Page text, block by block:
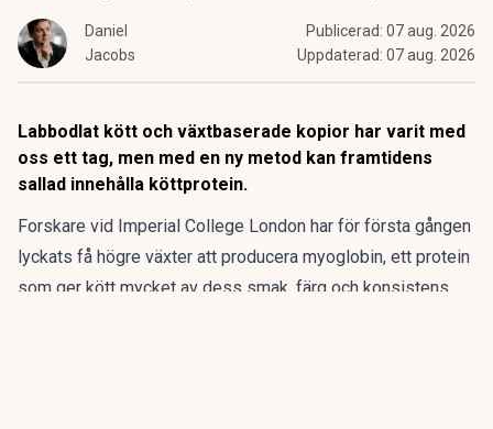
Daniel
Jacobs
Publicerad: 07 aug. 2026
Uppdaterad: 07 aug. 2026
Labbodlat kött och växtbaserade kopior har varit med
oss ett tag, men med en ny metod kan framtidens
sallad innehålla köttprotein.
Forskare vid Imperial College London har för första gången
lyckats få högre växter att producera myoglobin, ett protein
som ger kött mycket av dess smak, färg och konsistens.